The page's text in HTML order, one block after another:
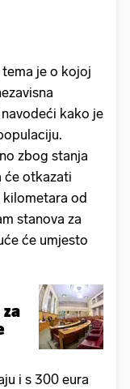
je o kojoj
kako je
zbog stanja
će otkazati
od
stanova za
će umjesto
i s 300 eura